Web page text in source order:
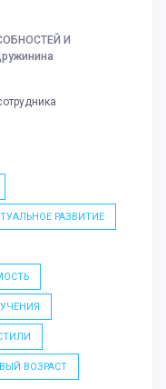
И
РАЗВИТИЕ
ВОЗРАСТ